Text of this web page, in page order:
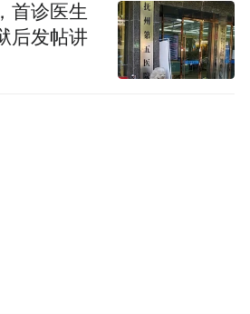
首诊医生
后发帖讲